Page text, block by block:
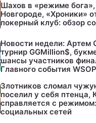
Шахов в «режиме
Новгороде, «Хроники»
покерный клуб: обзор
Новости недели: Артем
турнир GGMillion$,
шансы участников
Главного события
Злотников сломал
поселил у себя птенца,
справляется с
социальных сетей